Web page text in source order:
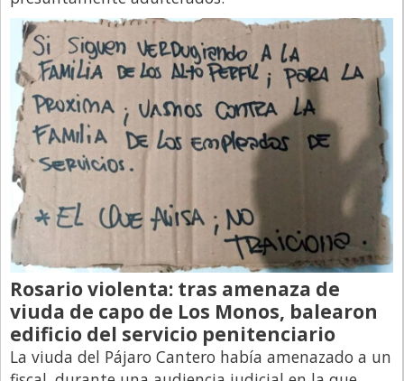
Legales
Libro de Quejas
Medios
Millonarios
Minuto Lanzamiento
Negocios
Opinion
País
Política
Publicidad y Marketing
Real Estate y Propiedades
Responsabilidad Social
Rosario violenta: tras amenaza de
viuda de capo de Los Monos, balearon
edificio del servicio penitenciario
La viuda del Pájaro Cantero había amenazado a un